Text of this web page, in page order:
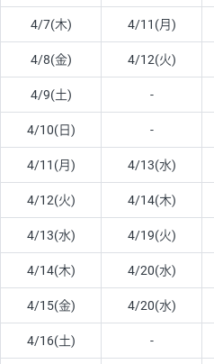
4/7(木) 4/11(月)
4/8(金) 4/12(火)
4/9(土) -
4/10(日) -
4/11(月) 4/13(水)
4/12(火) 4/14(木)
4/13(水) 4/19(火)
4/14(木) 4/20(水)
4/15(金) 4/20(水)
4/16(土) -